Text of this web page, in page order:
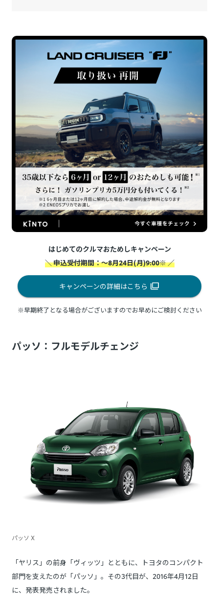
はじめてのクルマおためしキャンペーン
＼ 申込受付期間：～8月24日(月)9:00※ ／
キャンペーンの詳細はこちら
※早期終了となる場合がございますのでお早めにご検討ください
パッソ：フルモデルチェンジ
パッソ X
「ヤリス」の前身「ヴィッツ」とともに、トヨタのコンパクト
部門を支えたのが「パッソ」。その3代目が、2016年4月12日
に、発表発売されました。